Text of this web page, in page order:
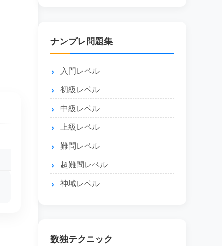
ナンプレ問題集
入門レベル
初級レベル
中級レベル
上級レベル
難問レベル
超難問レベル
神域レベル
数独テクニック